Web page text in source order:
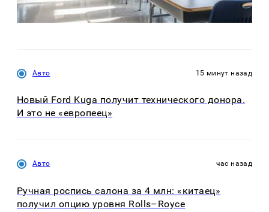
Авто 15 минут назад
Новый Ford Kuga получит технического донора.
И это не «европеец»
Авто час назад
Ручная роспись салона за 4 млн: «китаец»
получил опцию уровня Rolls–Royce